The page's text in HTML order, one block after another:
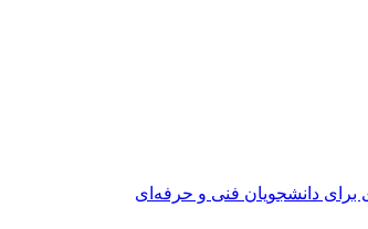
برای دانشجویان فنی و حرفه‌ای